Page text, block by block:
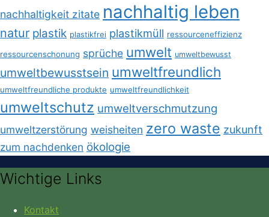
nachhaltigkeit zitate nachhaltig leben
natur plastik plastikfrei plastikmüll ressourceneffizienz
ressourcenschonung sprüche umwelt umweltbewusst
umweltbewusstsein umweltfreundlich
umweltfreundliche produkte umweltfreundlichkeit
umweltschutz umweltverschmutzung
umweltzerstörung weisheiten zero waste zukunft
zum nachdenken ökologie
Wichtige Links
Kontakt